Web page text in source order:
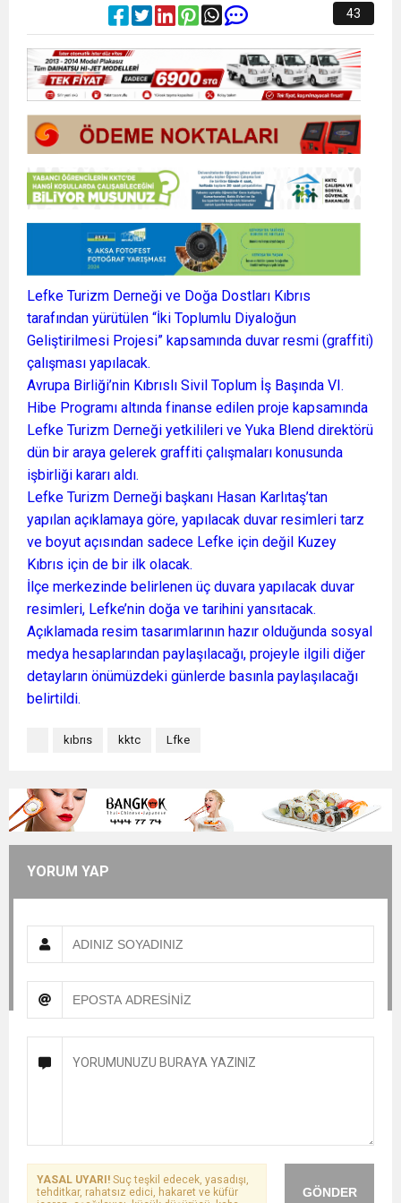
43
Lefke Turizm Derneği ve Doğa Dostları Kıbrıs
tarafından yürütülen “İki Toplumlu Diyaloğun
Geliştirilmesi Projesi” kapsamında duvar resmi (graffiti)
çalışması yapılacak.
Avrupa Birliği’nin Kıbrıslı Sivil Toplum İş Başında VI.
Hibe Programı altında finanse edilen proje kapsamında
Lefke Turizm Derneği yetkilileri ve Yuka Blend direktörü
dün bir araya gelerek graffiti çalışmaları konusunda
işbirliği kararı aldı.
Lefke Turizm Derneği başkanı Hasan Karlıtaş’tan
yapılan açıklamaya göre, yapılacak duvar resimleri tarz
ve boyut açısından sadece Lefke için değil Kuzey
Kıbrıs için de bir ilk olacak.
İlçe merkezinde belirlenen üç duvara yapılacak duvar
resimleri, Lefke’nin doğa ve tarihini yansıtacak.
Açıklamada resim tasarımlarının hazır olduğunda sosyal
medya hesaplarından paylaşılacağı, projeyle ilgili diğer
detayların önümüzdeki günlerde basınla paylaşılacağı
belirtildi.
kıbrıs kktc Lfke
YORUM YAP
GÖNDER
YASAL UYARI! Suç teşkil edecek, yasadışı,
tehditkar, rahatsız edici, hakaret ve küfür